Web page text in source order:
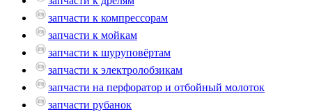
запчасти к компрессорам
запчасти к мойкам
запчасти к шуруповёртам
запчасти к электролобзикам
запчасти на перфоратор и отбойный молоток
запчасти рубанок